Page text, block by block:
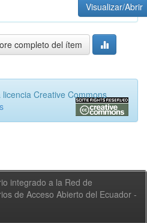
Visualizar/Abrir
completo del ítem
Creative Commons
integrado a la Red de
de Acceso Abierto del Ecuador -